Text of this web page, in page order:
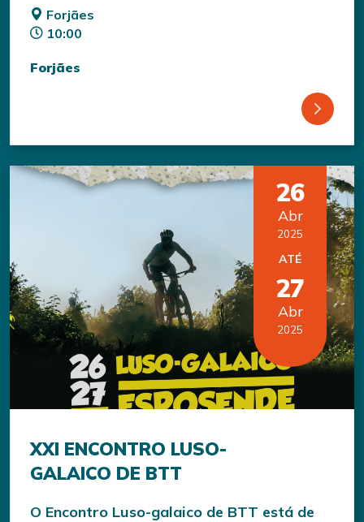
Forjães
10:00
Forjães
26
Abr
2025
ATÉ
27
Abr
2025
XXI ENCONTRO LUSO-
GALAICO DE BTT
O Encontro Luso-galaico de BTT está de